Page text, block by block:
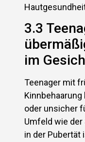
3.3
im
Teenager mit
oder unsicher
Umfeld wie
in der Pubertät